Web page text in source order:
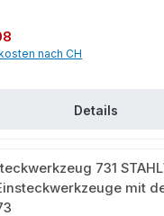
nach CH
Details